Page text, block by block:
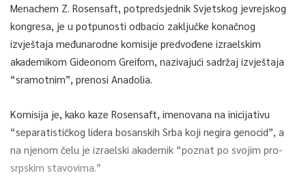
Menachem Z. Rosensaft, potpredsjednik Svjetskog jevrejskog
kongresa, je u potpunosti odbacio zaključke konačnog
izvještaja međunarodne komisije predvođene izraelskim
akademikom Gideonom Greifom, nazivajući sadržaj izvještaja
“sramotnim”, prenosi Anadolia.
Komisija je, kako kaze Rosensaft, imenovana na inicijativu
“separatističkog lidera bosanskih Srba koji negira genocid”, a
na njenom čelu je izraelski akademik “poznat po svojim pro-
srpskim stavovima.”